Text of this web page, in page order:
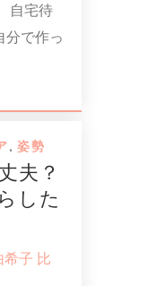
自宅待
分で作っ
,姿勢
夫？
した
希子 比